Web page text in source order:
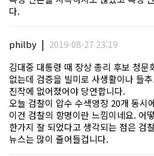
다.
philby | 2019-08-27 23:19
김대중 대통령 때 장상 총리 후보 청문
없는데 검증을 빌미로 사생활이나 들
진작에 없어졌어야 당연합니다.
오늘 검찰이 압수 수색영장 20개 동시
이건 검찰의 항명이란 느낌이네요. 어
한가지 잘 되었다고 생각되는 점은 검
뉴스는 많이 줄어들겁니다.